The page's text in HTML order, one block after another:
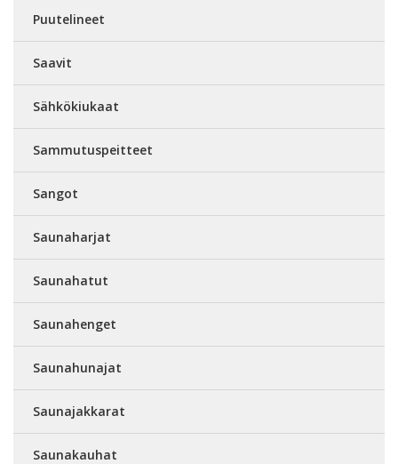
Puutelineet
Saavit
Sähkökiukaat
Sammutuspeitteet
Sangot
Saunaharjat
Saunahatut
Saunahenget
Saunahunajat
Saunajakkarat
Saunakauhat